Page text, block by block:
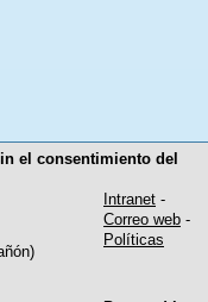
el consentimiento del
Intranet -
Correo web -
Políticas